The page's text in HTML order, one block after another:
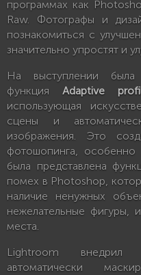
программах как
Raw. Фотографы и
познакомиться с
значительно упростят и
На выступлении была
функция Adaptive
использующая
сцены и
изображения. Это
фотошопинга,
была представлена
помех в Photoshop,
наличие ненужных
нежелательные фигуры,
места.
Lightroom внедрил
автоматически